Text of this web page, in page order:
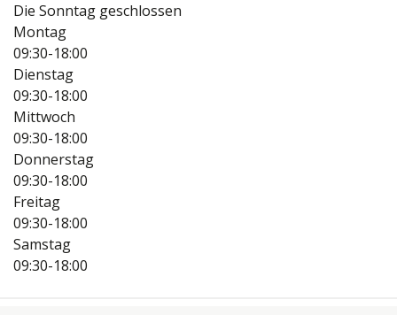
Die Sonntag geschlossen
Montag
09:30-18:00
Dienstag
09:30-18:00
Mittwoch
09:30-18:00
Donnerstag
09:30-18:00
Freitag
09:30-18:00
Samstag
09:30-18:00